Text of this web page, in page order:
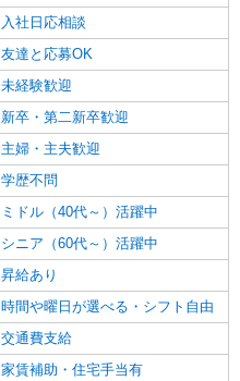
入社日応相談
友達と応募OK
未経験歓迎
新卒・第二新卒歓迎
主婦・主夫歓迎
学歴不問
ミドル（40代～）活躍中
シニア（60代～）活躍中
昇給あり
時間や曜日が選べる・シフト自由
交通費支給
家賃補助・住宅手当有